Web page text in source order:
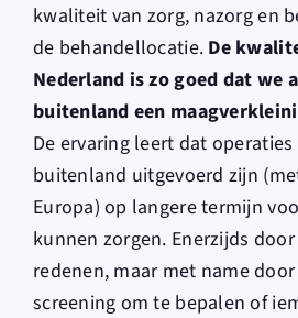
kwaliteit van zorg, nazorg en
de behandellocatie. De
Nederland is zo goed dat we
buitenland een
De ervaring leert dat
buitenland uitgevoerd zijn
Europa) op langere termijn
kunnen zorgen. Enerzijds
redenen, maar met name
screening om te bepalen of